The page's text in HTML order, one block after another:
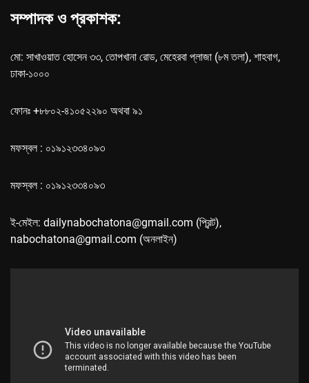
সম্পাদক ও প্রকাশক:
মো: সাখাওয়াত হোসেন ৩৩, তোপখানা রোড, মেহেরবা প্লাজা (৮ম তলা), শাহবাগ,
ঢাকা-১০০০
ফোনঃ +৮৮০২-৪১০৫২২৯০ অথবা ৯১
মফস্বল : ০১৯১২৩৩৪০৯৩
মফস্বল : ০১৯১২৩৩৪০৯৩
ই-মেইল: dailynabochatona@gmail.com (প্রিন্ট),
nabochatona@gmail.com (অনলাইন)